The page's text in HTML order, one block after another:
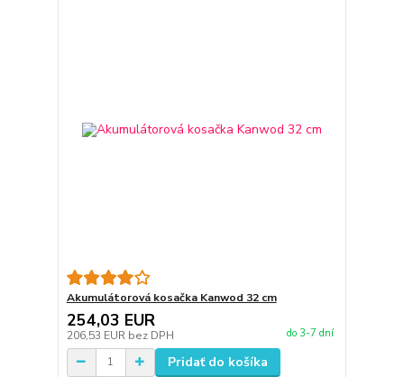
Akumulátorová kosačka Kanwod 32 cm
254,03 EUR
206,53 EUR bez DPH do 3-7 dní
Pridať do košíka